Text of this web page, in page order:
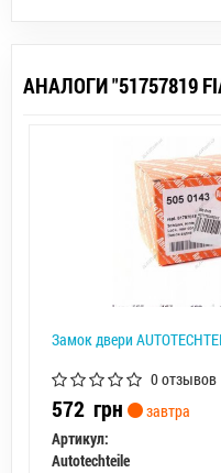
АНАЛОГИ "51757819
Замок двери
0 отзывов
572 грн
завтра
Артикул:
Autotechteile